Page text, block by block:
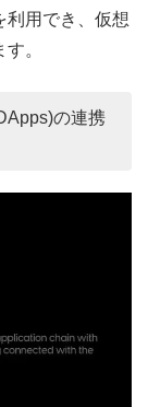
利用でき、仮想
。
の連携